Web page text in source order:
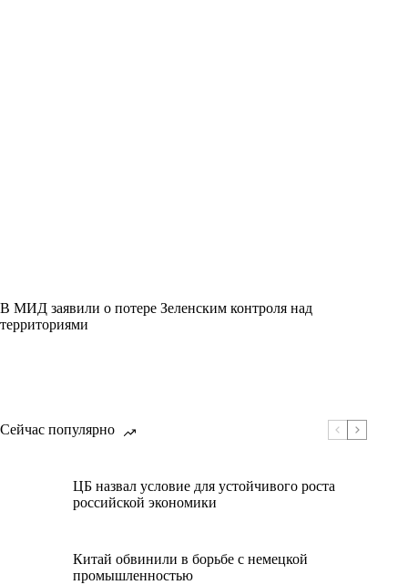
В МИД заявили о потере Зеленским контроля над
территориями
Сейчас популярно
ЦБ назвал условие для устойчивого роста
российской экономики
Китай обвинили в борьбе с немецкой
промышленностью